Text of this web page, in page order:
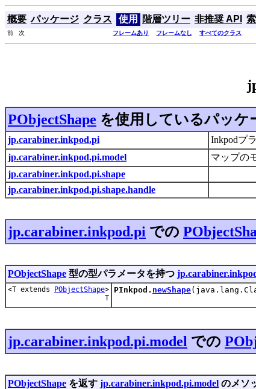
概要 パッケージ クラス 使用 階層ツリー 非推奨 API 索
前 次 フレームあり フレームなし すべてのクラス
PObjectShape を使用しているパッケ
jp.carabiner.inkpod.pi
Inkpodプ
jp.carabiner.inkpod.pi.model
マップの
jp.carabiner.inkpod.pi.shape
jp.carabiner.inkpod.pi.shape.handle
jp.carabiner.inkpod.pi での
PObjectShape 型の型パラメータを持つ
<T extends PObjectShape>
T
PInkpod. newShape
jp.carabiner.inkpod.pi.model での
PObjectShape を返す jp.carabiner.inkpod.pi.model のメソ